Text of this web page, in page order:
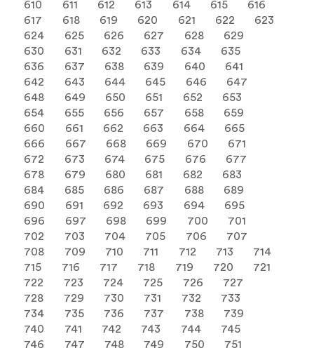
610
611 612 613 614 615
616
617
618 619 620 621 622
623
624
625 626 627 628
629
630
631 632 633 634
635
636
637 638 639 640
641
642
643 644 645 646
647
648
649 650 651 652
653
654
655 656 657 658
659
660
661 662 663 664
665
666
667 668 669 670
671
672
673 674 675 676
677
678
679 680 681 682
683
684
685 686 687 688
689
690
691 692 693 694
695
696
697 698 699 700
701
702
703 704 705 706
707
708
709 710 711 712 713
714
715
716 717 718 719 720
721
722
723 724 725 726
727
728
729 730 731 732
733
734
735 736 737 738
739
740
741 742 743 744
745
746
747 748 749 750
751